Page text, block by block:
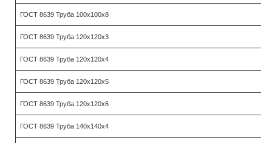
ГОСТ 8639 Труба 100х100х8
ГОСТ 8639 Труба 120х120х3
ГОСТ 8639 Труба 120х120х4
ГОСТ 8639 Труба 120х120х5
ГОСТ 8639 Труба 120х120х6
ГОСТ 8639 Труба 140х140х4